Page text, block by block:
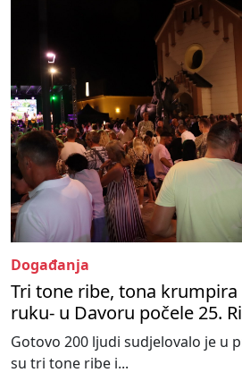
Događanja
Tri tone ribe, tona krumpira
ruku- u Davoru počele 25.
Gotovo 200 ljudi sudjelovalo je u
su tri tone ribe i...